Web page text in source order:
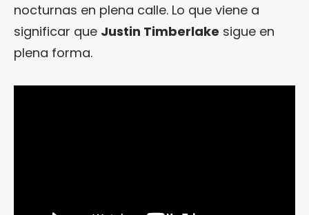
nocturnas en plena calle. Lo que viene a
significar que Justin Timberlake sigue en
plena forma.